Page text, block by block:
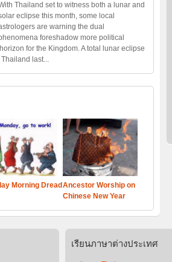
Thailand set to witness both a lunar and
eclipse this month, some local
are warning the dual
foreshadow more political
for the Kingdom. A total lunar eclipse
last...
Morning Dread Ancestor Worship on
Chinese New Year
เรียนภาษาต่างประเทศ